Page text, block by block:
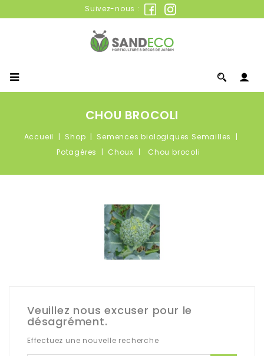
Suivez-nous :
CHOU BROCOLI
Accueil Shop
Semences biologiques Semailles
Potagères
Choux Chou brocoli
Veuillez nous excuser pour le
désagrément.
Effectuez une nouvelle recherche